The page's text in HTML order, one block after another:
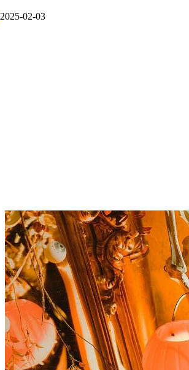
2025-02-03